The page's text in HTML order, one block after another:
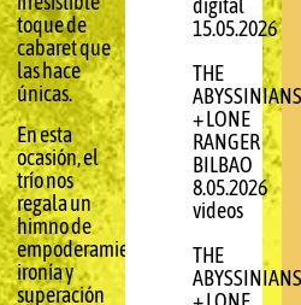
toque de
cabaret que
las hace
únicas.
En esta
ocasión, el
trío nos
regala un
himno de
empoderamiento,
ironía y
superación
digital
15.05.2026
THE
ABYSSINIANS
+ LONE
RANGER
BILBAO
8.05.2026
videos
THE
ABYSSINIANS